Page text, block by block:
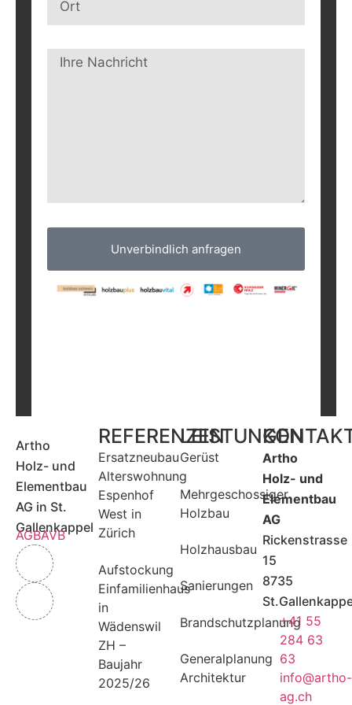
Unverbindlich anfragen
Artho
Holz- und
Elementbau
AG in St.
Gallenkappel
AGBAVB
REFERENZEN
Ersatzneubau
Alterswohnung
Espenhof
West in
Zürich
Aufstockung
Einfamilienhaus
in
Wädenswil
ZH –
Baujahr
2025/26
LEISTUNGEN
Gerüst
Mehrgeschossiger
Holzbau
Holzhausbau
Sanierungen
Brandschutzplanung
Generalplanung
Architektur
Artho
Holz- und
Elementbau
AG
Rickenstrasse
15
8735
+41 55
284 63
63
info@artho-
ag.ch